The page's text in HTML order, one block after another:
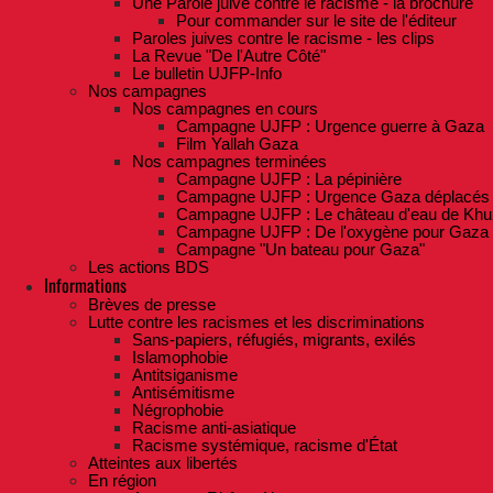
Pour commander sur le site de l'éditeur
Paroles juives contre le racisme - les clips
La Revue "De l'Autre Côté"
Le bulletin UJFP-Info
Nos campagnes
Nos campagnes en cours
Campagne UJFP : Urgence guerre à Gaza
Film Yallah Gaza
Nos campagnes terminées
Campagne UJFP : La pépinière
Campagne UJFP : Urgence Gaza déplacés
Campagne UJFP : Le château d'eau de
Campagne UJFP : De l'oxygène pour Gaza
Campagne "Un bateau pour Gaza"
Les actions BDS
Informations
Brèves de presse
Lutte contre les racismes et les discriminations
Sans-papiers, réfugiés, migrants, exilés
Islamophobie
Antitsiganisme
Antisémitisme
Négrophobie
Racisme anti-asiatique
Racisme systémique, racisme d'État
Atteintes aux libertés
En région